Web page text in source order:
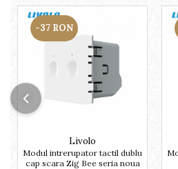
-37 RON
Livolo
Modul intrerupator tactil dublu
cap scara Zig Bee seria noua